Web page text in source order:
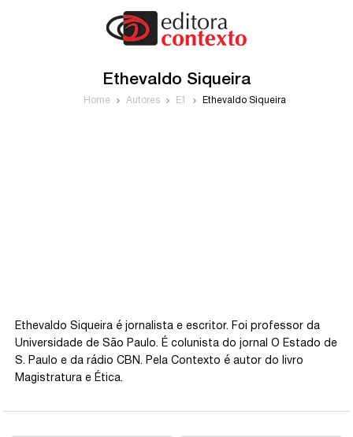
Ethevaldo Siqueira
Home Autores E1 Ethevaldo Siqueira
Ethevaldo Siqueira é jornalista e escritor. Foi professor da
Universidade de São Paulo. É colunista do jornal O Estado de
S. Paulo e da rádio CBN. Pela Contexto é autor do livro
Magistratura e Ética.